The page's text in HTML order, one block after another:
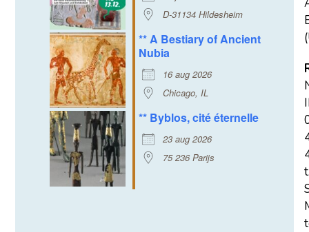
D-31134 Hildesheim
** A Bestiary of Ancient
Nubia
16 aug 2026
Chicago, IL
** Byblos, cité éternelle
23 aug 2026
75 236 Parijs